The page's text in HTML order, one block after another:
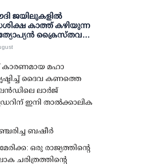
ജയിലുകളിൽ
കാത്ത് കഴിയുന്ന
ക്രൈസ്തവരെ
ബ്രിട്ടീഷ്
ആംഗ്ലിക്കൻ
കാരണമായ മഹാ
ദൈവ കണത്തെ
ലാര്‍ജ്
ഇനി താല്‍ക്കാലിക
ബഷീര്‍
ഒരു രാജ്യത്തിന്റെ
ചരിത്രത്തിന്റെ